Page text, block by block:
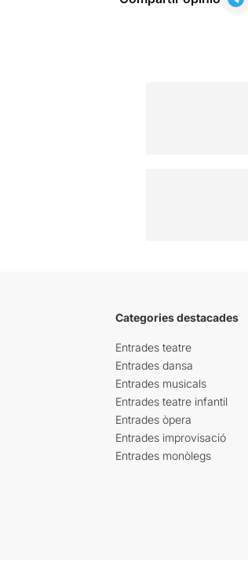
Categories destacades
Entrades teatre
Entrades dansa
Entrades musicals
Entrades teatre infantil
Entrades òpera
Entrades improvisació
Entrades monòlegs